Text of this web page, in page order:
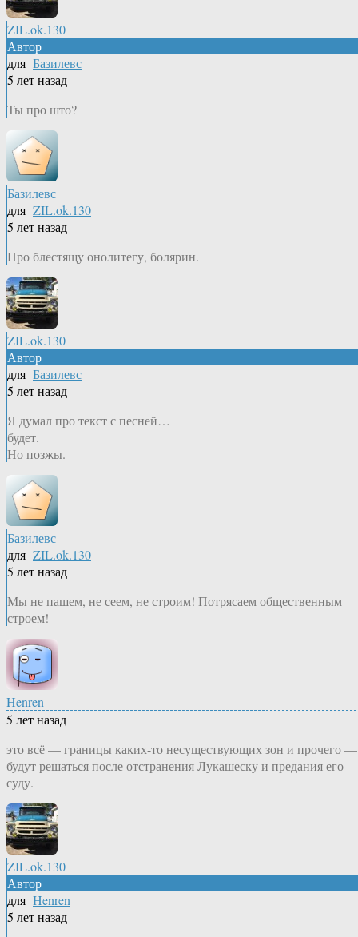
ZIL.ok.130
Автор
для Базилевс
5 лет назад
Ты про што?
Базилевс
для ZIL.ok.130
5 лет назад
Про блестящу онолитегу, болярин.
ZIL.ok.130
Автор
для Базилевс
5 лет назад
Я думал про текст с песней…
будет.
Но позжы.
Базилевс
для ZIL.ok.130
5 лет назад
Мы не пашем, не сеем, не строим! Потрясаем общественным
строем!
Henren
5 лет назад
это всё — границы каких-то несуществующих зон и прочего —
будут решаться после отстранения Лукашеску и предания его
суду.
ZIL.ok.130
Автор
для Henren
5 лет назад